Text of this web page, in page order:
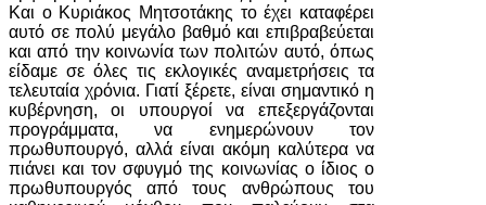
Και ο Κυριάκος Μητσοτάκης το έχει καταφέρει
αυτό σε πολύ μεγάλο βαθμό και επιβραβεύεται
και από την κοινωνία των πολιτών αυτό, όπως
είδαμε σε όλες τις εκλογικές αναμετρήσεις τα
τελευταία χρόνια. Γιατί ξέρετε, είναι σημαντικό η
κυβέρνηση, οι υπουργοί να επεξεργάζονται
προγράμματα, να ενημερώνουν τον
πρωθυπουργό, αλλά είναι ακόμη καλύτερα να
πιάνει και τον σφυγμό της κοινωνίας ο ίδιος ο
πρωθυπουργός από τους ανθρώπους του